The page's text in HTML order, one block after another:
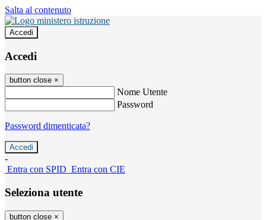
Salta al contenuto
Accedi
Accedi
button close ×
Nome Utente
Password
Password dimenticata?
-
Entra con SPID Entra con CIE
Seleziona utente
button close ×